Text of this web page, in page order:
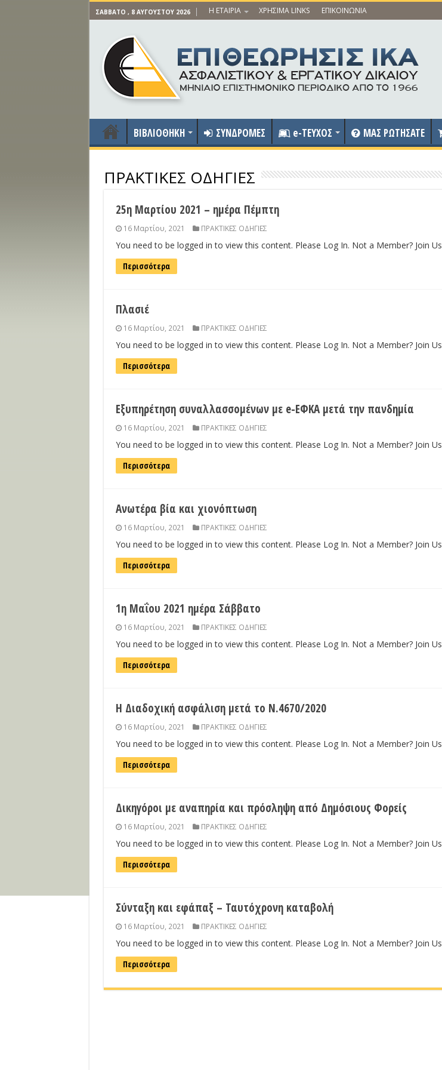
ΣΆΒΒΑΤΟ , 8 ΑΥΓΟΎΣΤΟΥ 2026 Η ΕΤΑΙΡΙΑ ΧΡΗΣΙΜΑ LINKS ΕΠΙΚΟΙΝΩΝΙΑ
ΒΙΒΛΙΟΘΗΚΗ ΣΥΝΔΡΟΜΕΣ e-ΤΕΥΧΟΣ ΜΑΣ ΡΩΤΗΣΑΤΕ
ΠΡΑΚΤΙΚΕΣ ΟΔΗΓΙΕΣ
25η Μαρτίου 2021 – ημέρα Πέμπτη
16 Μαρτίου, 2021 ΠΡΑΚΤΙΚΕΣ ΟΔΗΓΙΕΣ
You need to be logged in to view this content. Please Log In. Not a Member? Join Us
Περισσότερα
Πλασιέ
16 Μαρτίου, 2021 ΠΡΑΚΤΙΚΕΣ ΟΔΗΓΙΕΣ
You need to be logged in to view this content. Please Log In. Not a Member? Join Us
Περισσότερα
Εξυπηρέτηση συναλλασσομένων με e-ΕΦΚΑ μετά την πανδημία
16 Μαρτίου, 2021 ΠΡΑΚΤΙΚΕΣ ΟΔΗΓΙΕΣ
You need to be logged in to view this content. Please Log In. Not a Member? Join Us
Περισσότερα
Ανωτέρα βία και χιονόπτωση
16 Μαρτίου, 2021 ΠΡΑΚΤΙΚΕΣ ΟΔΗΓΙΕΣ
You need to be logged in to view this content. Please Log In. Not a Member? Join Us
Περισσότερα
1η Μαΐου 2021 ημέρα Σάββατο
16 Μαρτίου, 2021 ΠΡΑΚΤΙΚΕΣ ΟΔΗΓΙΕΣ
You need to be logged in to view this content. Please Log In. Not a Member? Join Us
Περισσότερα
Η Διαδοχική ασφάλιση μετά το Ν.4670/2020
16 Μαρτίου, 2021 ΠΡΑΚΤΙΚΕΣ ΟΔΗΓΙΕΣ
You need to be logged in to view this content. Please Log In. Not a Member? Join Us
Περισσότερα
Δικηγόροι με αναπηρία και πρόσληψη από Δημόσιους Φορείς
16 Μαρτίου, 2021 ΠΡΑΚΤΙΚΕΣ ΟΔΗΓΙΕΣ
You need to be logged in to view this content. Please Log In. Not a Member? Join Us
Περισσότερα
Σύνταξη και εφάπαξ – Ταυτόχρονη καταβολή
16 Μαρτίου, 2021 ΠΡΑΚΤΙΚΕΣ ΟΔΗΓΙΕΣ
You need to be logged in to view this content. Please Log In. Not a Member? Join Us
Περισσότερα